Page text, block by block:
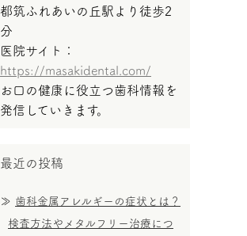
都筑ふれあいの丘駅より徒歩2
分
医院サイト：
https://masakidental.com/
お口の健康に役立つ歯科情報を
発信していきます。
最近の投稿
歯科金属アレルギーの症状とは？
検査方法やメタルフリー治療につ